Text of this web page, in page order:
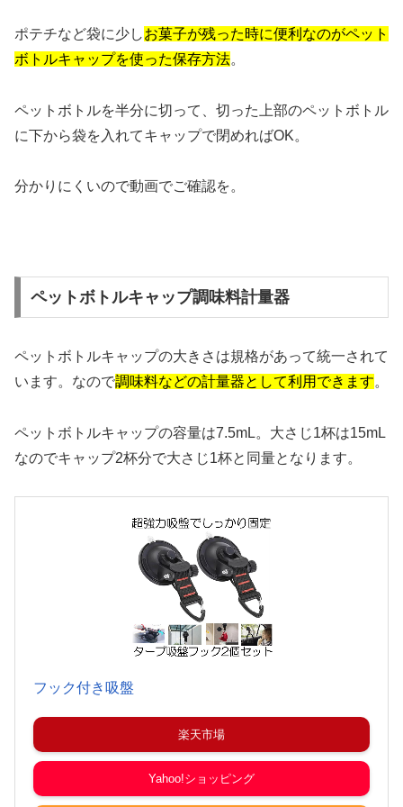
ポテチなど袋に少しお菓子が残った時に便利なのがペット
ボトルキャップを使った保存方法。
ペットボトルを半分に切って、切った上部のペットボトル
に下から袋を入れてキャップで閉めればOK。
分かりにくいので動画でご確認を。
ペットボトルキャップ調味料計量器
ペットボトルキャップの大きさは規格があって統一されて
います。なので調味料などの計量器として利用できます。
ペットボトルキャップの容量は7.5mL。大さじ1杯は15mL
なのでキャップ2杯分で大さじ1杯と同量となります。
フック付き吸盤
楽天市場
Yahoo!ショッピング